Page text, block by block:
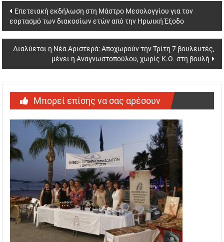
Post
navigation
Επετειακή εκδήλωση στη Μάστρο Μεσολογγίου για τον
εορτασμό των διακοσίων ετών από την Ηρωική Έξοδο
Διαλύεται η Νέα Αριστερά: Αποχωρούν την Τρίτη 7 βουλευτές,
μένει η Αναγνωστοπούλου, χωρίς Κ.Ο. στη βουλή
Μπορεί επίσης να σας αρέσουν